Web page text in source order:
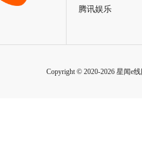
腾讯娱乐
Copyright © 2020-2026 星闻e